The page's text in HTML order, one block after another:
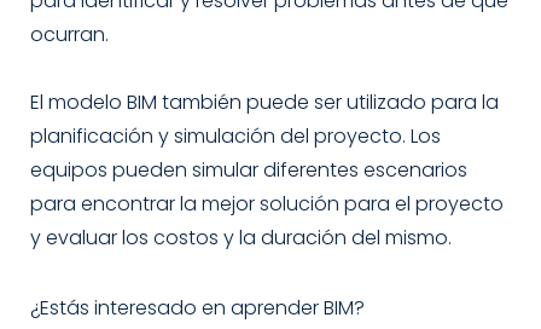
ocurran.
El modelo BIM también puede ser utilizado para la
planificación y simulación del proyecto. Los
equipos pueden simular diferentes escenarios
para encontrar la mejor solución para el proyecto
y evaluar los costos y la duración del mismo.
¿Estás interesado en aprender BIM?